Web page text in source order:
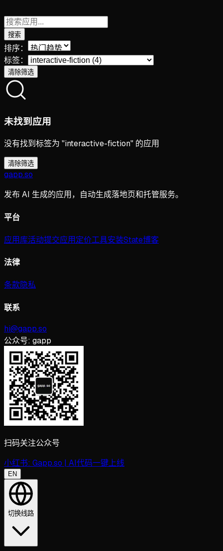
搜索
排序：
标签：
清除筛选
未找到应用
没有找到标签为 "interactive-fiction" 的应用
清除筛选
gapp.so
发布 AI 生成的应用，自动生成落地页和托管服务。
平台
应用库活动提交应用定价工具安装State博客
法律
条款隐私
联系
hi@gapp.so
公众号: gapp
扫码关注公众号
小红书: Gapp.so | AI代码一键上线
EN
切换线路